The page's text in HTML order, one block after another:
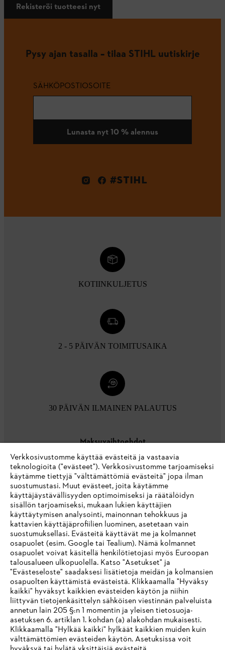
Rekisteröi tuotteesi nyt
Pysy ajan tasalla – tilaa STIHL uutiskirje
SÄHKÖPOSTIOSOITE
Lunasta nyt 10 % alennus
#STIHL
KOTIINKULJETUS
2 - 5 PÄIVÄN TOIMITUSAIKA
30 PÄIVÄN ILMAINEN PALAUTUS
Maksuvaihtoehdot
Yritys
STIHL FAQ
Palvelut
IHR BROWSER WIRD NICHT
UNTERSTÜTZT
Sie nutzen einen Browser, den wir noch nicht unterstützen. Für
Verkkosivustomme käyttää evästeitä ja vastaavia
teknologioita ("evästeet"). Verkkosivustomme tarjoamiseksi
käytämme tiettyjä "välttämättömiä evästeitä" jopa ilman
suostumustasi. Muut evästeet, joita käytämme
käyttäjäystävällisyyden optimoimiseksi ja räätälöidyn
sisällön tarjoamiseksi, mukaan lukien käyttäjien
käyttäytymisen analysointi, mainonnan tehokkuus ja
kattavien käyttäjäprofiilien luominen, asetetaan vain
suostumuksellasi. Evästeitä käyttävät me ja kolmannet
osapuolet (esim. Google tai Tealium). Nämä kolmannet
osapuolet voivat käsitellä henkilötietojasi myös Euroopan
talousalueen ulkopuolella. Katso "Asetukset" ja
"Evästeseloste" saadaksesi lisätietoja meidän ja kolmansien
osapuolten käyttämistä evästeistä. Klikkaamalla "Hyväksy
kaikki" hyväksyt kaikkien evästeiden käytön ja niihin
liittyvän tietojenkäsittelyn sähköisen viestinnän palveluista
annetun lain 205 §:n 1 momentin ja yleisen tietosuoja-
asetuksen 6. artiklan 1. kohdan (a) alakohdan mukaisesti.
Klikkaamalla "Hylkää kaikki" hylkäät kaikkien muiden kuin
välttämättömien evästeiden käytön. Asetuksissa voit